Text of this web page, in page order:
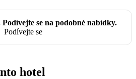
se na podobné nabídky.
Podívejte se
hotel